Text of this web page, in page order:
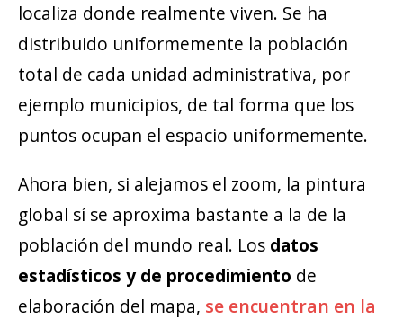
localiza donde realmente viven. Se ha
distribuido uniformemente la población
total de cada unidad administrativa, por
ejemplo municipios, de tal forma que los
puntos ocupan el espacio uniformemente.
Ahora bien, si alejamos el zoom, la pintura
global sí se aproxima bastante a la de la
población del mundo real. Los datos
estadísticos y de procedimiento de
elaboración del mapa, se encuentran en la